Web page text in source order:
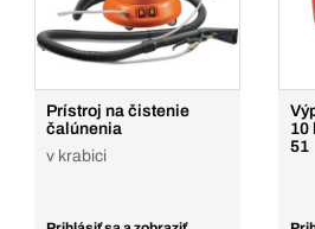
Prístroj na čistenie
čalúnenia
v krabici
10
51